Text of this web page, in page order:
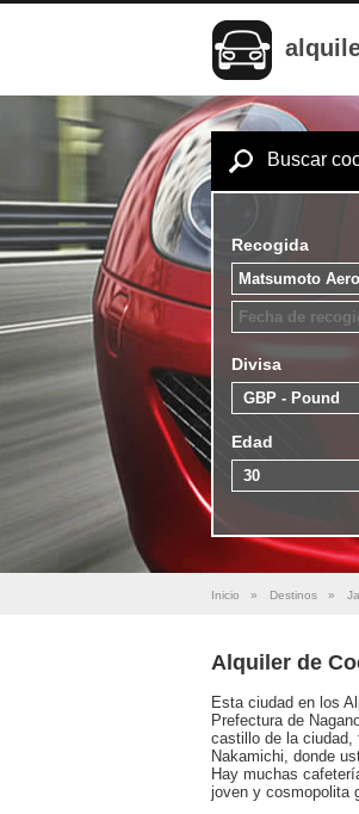
Buscar
Recogida
Divisa
Edad
Inicio » Destinos »
Alquiler de
Esta ciudad en los
Prefectura de
castillo de la ciudad,
Nakamichi, donde
Hay muchas
joven y cosmopolita